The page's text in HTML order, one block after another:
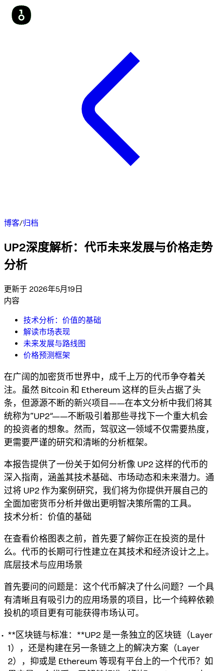
博客/归档
UP2深度解析：代币未来发展与价格走势
分析
更新于 2026年5月19日
内容
技术分析：价值的基础
解读市场表现
未来发展与路线图
价格预测框架
在广阔的加密货币世界中，成千上万的代币争夺着关
注。虽然 Bitcoin 和 Ethereum 这样的巨头占据了头
条，但源源不断的新兴项目——在本文分析中我们将其
统称为“UP2”——不断吸引着那些寻找下一个重大机会
的投资者的想象。然而，驾驭这一领域不仅需要热度，
更需要严谨的研究和清晰的分析框架。
本报告提供了一份关于如何分析像 UP2 这样的代币的
深入指南，涵盖其技术基础、市场动态和未来潜力。通
过将 UP2 作为案例研究，我们将为你提供开展自己的
全面加密货币分析并做出更明智决策所需的工具。
技术分析：价值的基础
在查看价格图表之前，首先要了解你正在投资的是什
么。代币的长期可行性建立在其技术和经济设计之上。
底层技术与应用场景
首先要问的问题是：这个代币解决了什么问题？一个具
有清晰且有吸引力的应用场景的项目，比一个纯粹依赖
投机的项目更有可能获得市场认可。
**区块链与标准：**UP2 是一条独立的区块链（Layer
1），还是构建在另一条链之上的解决方案（Layer
2），抑或是 Ethereum 等现有平台上的一个代币？如